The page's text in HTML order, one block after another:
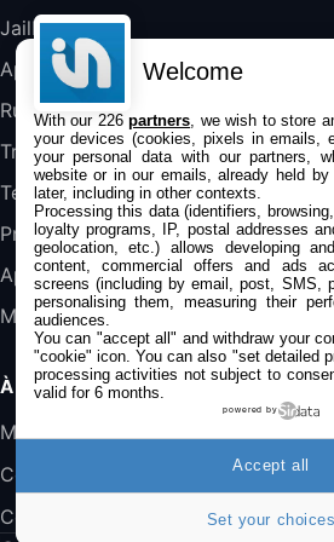
45,98€
Jailbreak
Applications
Rumeurs
Trucs & astuces
Tests
Promos
Apple
Mac
À PROPOS
Mentions légales
Confidentialité
Contact
Welcome
With our 226partners , we wish to store
your devices (cookies, pixels in emails,
your personal data with our partners,
website or in our emails, already held
later, including in other contexts.
Processing this data (identifiers,
loyalty programs, IP, postal addresses
geolocation, etc.) allows developing
content, commercial offers and ads
screens (including by email, post, SMS,
personalising them, measuring their
audiences.
You can "accept all" and withdraw your
"cookie" icon. You can also "set detailed
processing activities not subject to
valid for 6 months.
powered by
Set your choices
Accept all